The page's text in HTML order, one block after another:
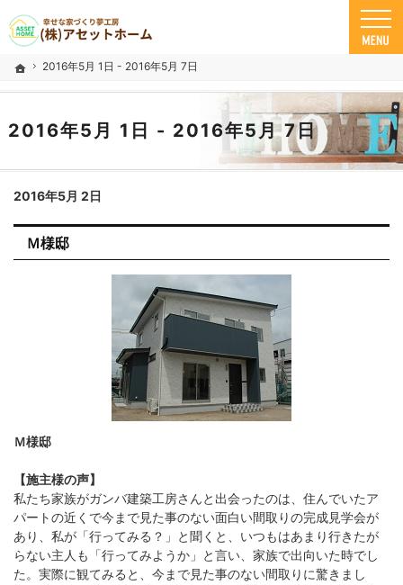
ホーム
2016年5月 1日 - 2016年5月 7日
2016年5月 1日 - 2016年5月 7日
米子市の注文住宅ならアセットホーム
幸せな家づくり夢工房 米子市で安心の一戸建て｜アセットホーム
2016年5月 2日
Ｍ様邸
Ｍ様邸
【施主様の声】
私たち家族がガンバ建築工房さんと出会ったのは、住んでいたア
パートの近くで今まで見た事のない面白い間取りの完成見学会が
あり、私が「行ってみる？」と聞くと、いつもはあまり行きたが
らない主人も「行ってみようか」と言い、家族で出向いた時でし
た。実際に観てみると、今まで見た事のない間取りに驚きまし